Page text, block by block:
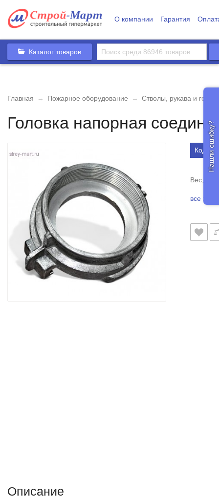
О компании Гарантия
Каталог товаров
Главная → Пожарное оборудование → Стволы, рукава и
Головка напорная
Код
Вес, кг
все
Описание
Нашли ошибку?